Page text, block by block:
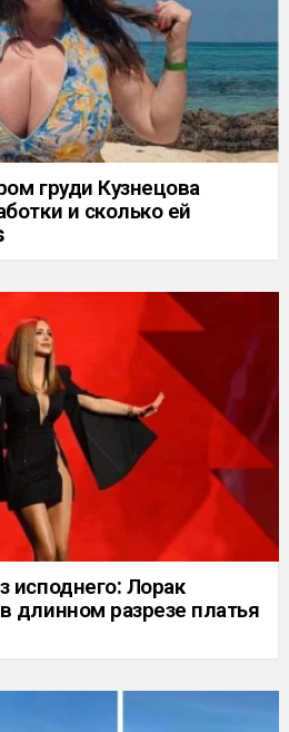
груди Кузнецова
и сколько ей
исподнего: Лорак
длинном разрезе платья